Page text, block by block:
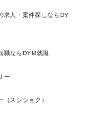
求人・案件探しならDY
職ならDYM就職
ー
スシショク）